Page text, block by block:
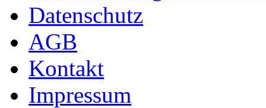
Datenschutz
AGB
Kontakt
Impressum